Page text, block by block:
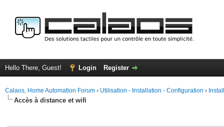
Hello There, Guest! Login Register
Calaos, Home Automation Forum › Utilisation - Installation - Configuration ›
Accès à distance et wifi